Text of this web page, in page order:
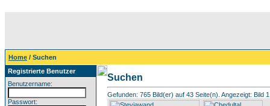
Home / Suchen
Registrierte Benutzer
Benutzername:
Passwort:
Suchen
Gefunden: 765 Bild(er) auf 43 Seite(n). Angezeigt: Bild